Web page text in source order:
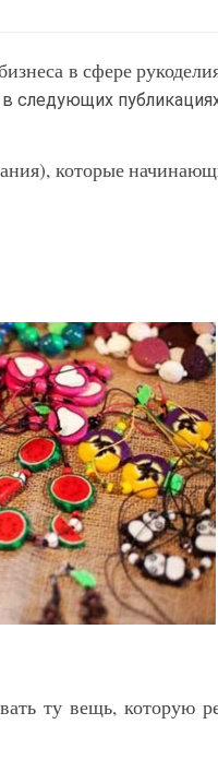
в сфере
следующих
которые
ту вещь, которую